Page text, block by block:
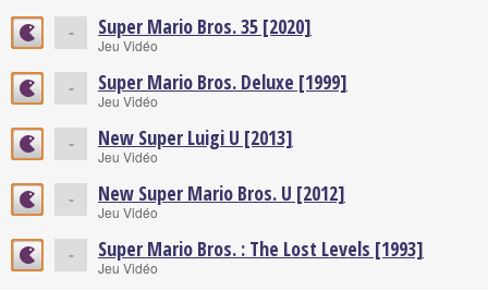
- Super Mario Bros. 35 [2020]
Jeu Vidéo
- Super Mario Bros. Deluxe [1999]
Jeu Vidéo
- New Super Luigi U [2013]
Jeu Vidéo
- New Super Mario Bros. U [2012]
Jeu Vidéo
- Super Mario Bros. : The Lost Levels [1993]
Jeu Vidéo